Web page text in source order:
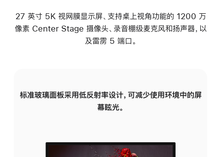
27 英寸 5K 视网膜显示屏、支持桌上视角功能的 1200 万
像素 Center Stage 摄像头、录音棚级麦克风和扬声器，以
及雷雳 5 端口。
标准玻璃面板采用低反射率设计，可减少使用环境中的屏
幕眩光。